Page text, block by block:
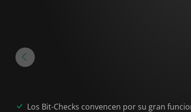
Los Bit-Checks convencen por su gran